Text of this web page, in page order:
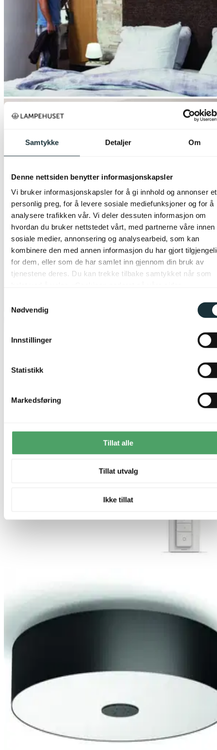
Samtykke Detaljer Om
Denne nettsiden benytter informasjonskapsler
Vi bruker informasjonskapsler for å gi innhold og annonser et
personlig preg, for å levere sosiale mediefunksjoner og for å
analysere trafikken vår. Vi deler dessuten informasjon om
hvordan du bruker nettstedet vårt, med partnerne våre innen
sosiale medier, annonsering og analysearbeid, som kan
kombinere den med annen informasjon du har gjort
for dem, eller som de har samlet inn gjennom din bruk av
tjenestene deres. Du kan trekke tilbake samtykket når som
Nødvendig
Innstillinger
Statistikk
Markedsføring
Tillat alle
Tillat utvalg
Ikke tillat